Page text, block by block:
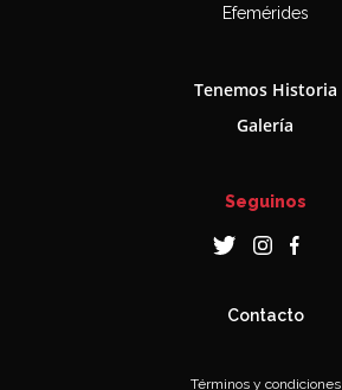
Efemérides
Tenemos Historia
Galería
Seguinos
Contacto
Términos y condiciones